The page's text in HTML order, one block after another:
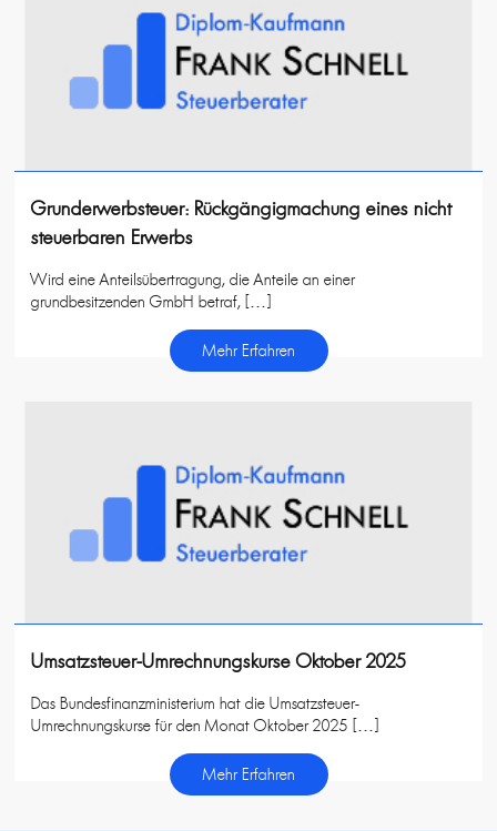
Grunderwerbsteuer: Rückgängigmachung eines nicht
steuerbaren Erwerbs
Wird eine Anteilsübertragung, die Anteile an einer
grundbesitzenden GmbH betraf, […]
Mehr Erfahren
Umsatzsteuer-Umrechnungskurse Oktober 2025
Das Bundesfinanzministerium hat die Umsatzsteuer-
Umrechnungskurse für den Monat Oktober 2025 […]
Mehr Erfahren